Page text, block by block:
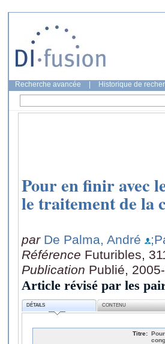
Recherche avancée Historique de
Pour en finir avec
le traitement de la
par De Palma, André
Référence Futuribles,
Publication Publié,
Article révisé par les
DÉTAILS CONTENU
Titre: